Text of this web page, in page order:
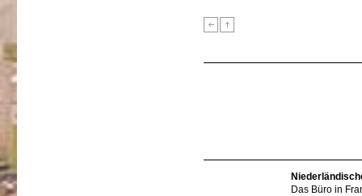
Das Büro in